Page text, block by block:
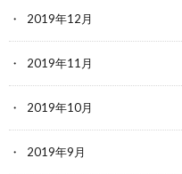
2019年12月
2019年11月
2019年10月
2019年9月